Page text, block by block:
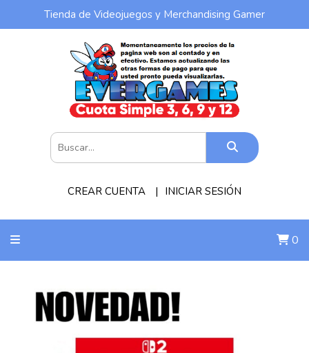
Tienda de Videojuegos y Merchandising Gamer
CREAR CUENTA INICIAR SESIÓN
0